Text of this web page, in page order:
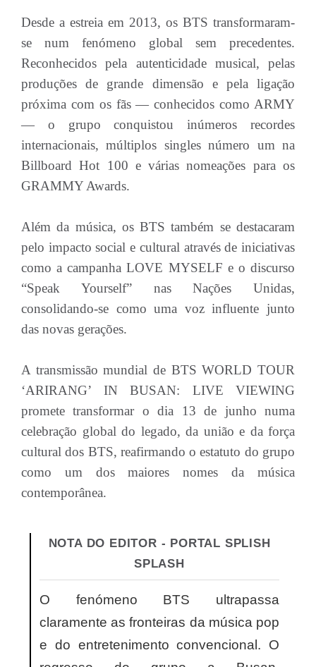
Desde a estreia em 2013, os BTS transformaram-
se num fenómeno global sem precedentes.
Reconhecidos pela autenticidade musical, pelas
produções de grande dimensão e pela ligação
próxima com os fãs — conhecidos como ARMY
— o grupo conquistou inúmeros recordes
internacionais, múltiplos singles número um na
Billboard Hot 100 e várias nomeações para os
GRAMMY Awards.
Além da música, os BTS também se destacaram
pelo impacto social e cultural através de iniciativas
como a campanha LOVE MYSELF e o discurso
“Speak Yourself” nas Nações Unidas,
consolidando-se como uma voz influente junto
das novas gerações.
A transmissão mundial de BTS WORLD TOUR
‘ARIRANG’ IN BUSAN: LIVE VIEWING
promete transformar o dia 13 de junho numa
celebração global do legado, da união e da força
cultural dos BTS, reafirmando o estatuto do grupo
como um dos maiores nomes da música
contemporânea.
NOTA DO EDITOR - PORTAL SPLISH
SPLASH
O fenómeno BTS ultrapassa
claramente as fronteiras da música pop
e do entretenimento convencional. O